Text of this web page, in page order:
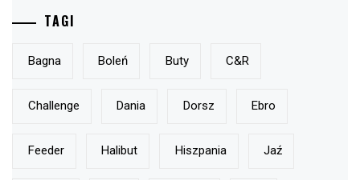
TAGI
Bagna Boleń Buty C&r
Challenge Dania Dorsz Ebro
Feeder Halibut Hiszpania Jaź